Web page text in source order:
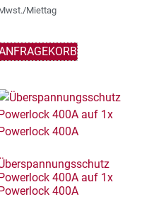
Miettag
Powerlock 400A auf 1x
Powerlock 400A